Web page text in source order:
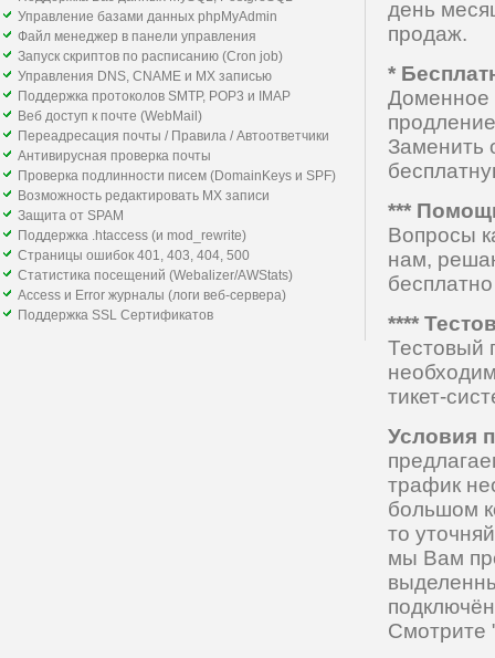
Управление базами данных phpMyAdmin
Файл менеджер в панели управления
Запуск скриптов по расписанию (Cron job)
Управления DNS, CNAME и MX записью
Поддержка протоколов SMTP, POP3 и IMAP
Веб доступ к почте (WebMail)
Переадресация почты / Правила / Автоответчики
Антивирусная проверка почты
Проверка подлинности писем (DomainKeys и SPF)
Возможность редактировать MX записи
Защита от SPAM
Поддержка .htaccess (и mod_rewrite)
Страницы ошибок 401, 403, 404, 500
Статистика посещений (Webalizer/AWStats)
Access и Error журналы (логи веб-сервера)
Поддержка SSL Сертификатов
день
продаж.
*
Доменное
Заменить
***
Вопросы
нам,
****
Тестовый
тикет-
Условия
трафик
большом
то
мы Вам
Смотрите